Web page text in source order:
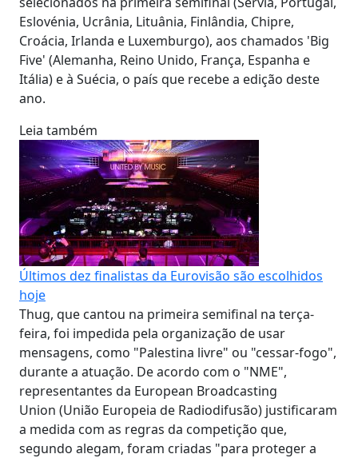
Eslovénia, Ucrânia, Lituânia, Finlândia, Chipre,
Croácia, Irlanda e Luxemburgo), aos chamados 'Big
Five' (Alemanha, Reino Unido, França, Espanha e
Itália) e à Suécia, o país que recebe a edição deste
ano.
Leia também
Últimos dez finalistas da Eurovisão são escolhidos
hoje
Thug, que cantou na primeira semifinal na terça-
feira, foi impedida pela organização de usar
mensagens, como "Palestina livre" ou "cessar-fogo",
durante a atuação. De acordo com o "NME",
representantes da European Broadcasting
Union (União Europeia de Radiodifusão) justificaram
a medida com as regras da competição que,
segundo alegam, foram criadas "para proteger a